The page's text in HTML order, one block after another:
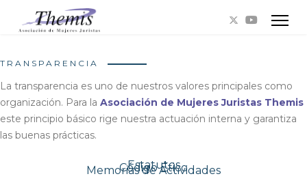
TRANSPARENCIA
La transparencia es uno de nuestros valores principales como
organización. Para la Asociación de Mujeres Juristas Themis
este principio básico rige nuestra actuación interna y garantiza
las buenas prácticas.
Estatutos
Código Ético
Memorias de Actividades